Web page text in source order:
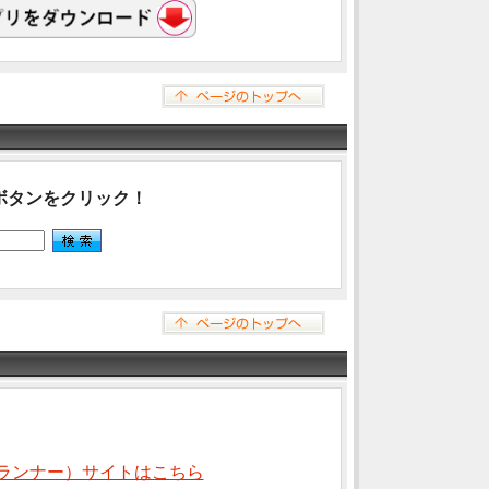
タンをクリック！
ンナー）サイトはこちら